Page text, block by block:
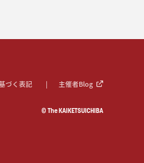
づく表記 主催者Blog
© The KAIKETSUICHIBA